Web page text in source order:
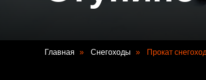
Главная » Снегоходы » Прокат